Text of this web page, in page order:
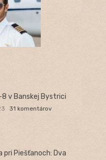
v Banskej Bystrici
31 komentárov
pri Piešťanoch: Dva